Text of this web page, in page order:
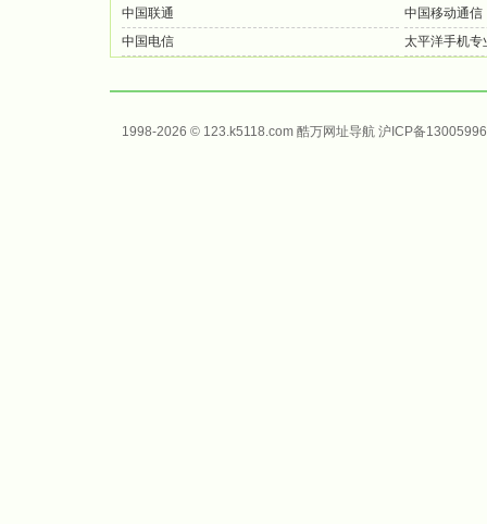
中国联通
中国移动通信
中国电信
太平洋手机专
1998-2026 © 123.k5118.com 酷万网址导航 沪ICP备